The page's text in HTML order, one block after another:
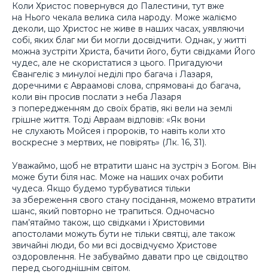
Коли Христос повернувся до Палестини, тут вже
на Нього чекала велика сила народу. Може жаліємо
деколи, що Христос не живе в наших часах, уявляючи
собі, яких благ ми би могли досвідчити. Однак, у житті
можна зустріти Христа, бачити його, бути свідками Його
чудес, але не скористатися з цього. Пригадуючи
Євангеліє з минулої неділі про багача і Лазаря,
доречними є Авраамові слова, спрямовані до багача,
коли він просив послати з неба Лазаря
з попередженням до своїх братів, які вели на землі
грішне життя. Тоді Авраам відповів: «Як вони
не слухають Мойсея і пророків, то навіть коли хто
воскресне з мертвих, не повірять» (Лк. 16, 31).
Уважаймо, щоб не втратити шанс на зустріч з Богом. Він
може бути біля нас. Може на наших очах робити
чудеса. Якщо будемо турбуватися тільки
за збереження свого стану посідання, можемо втратити
шанс, який повторно не трапиться. Одночасно
пам’ятаймо також, що свідками і Христовими
апостолами можуть бути не тільки святці, але також
звичайні люди, бо ми всі досвідчуємо Христове
оздоровлення. Не забуваймо давати про це свідоцтво
перед сьогоднішнім світом.